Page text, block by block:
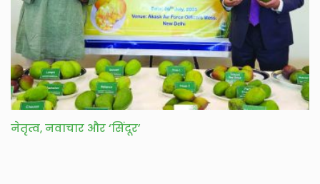
नेतृत्व, नवाचार और ‘सिंदूर’